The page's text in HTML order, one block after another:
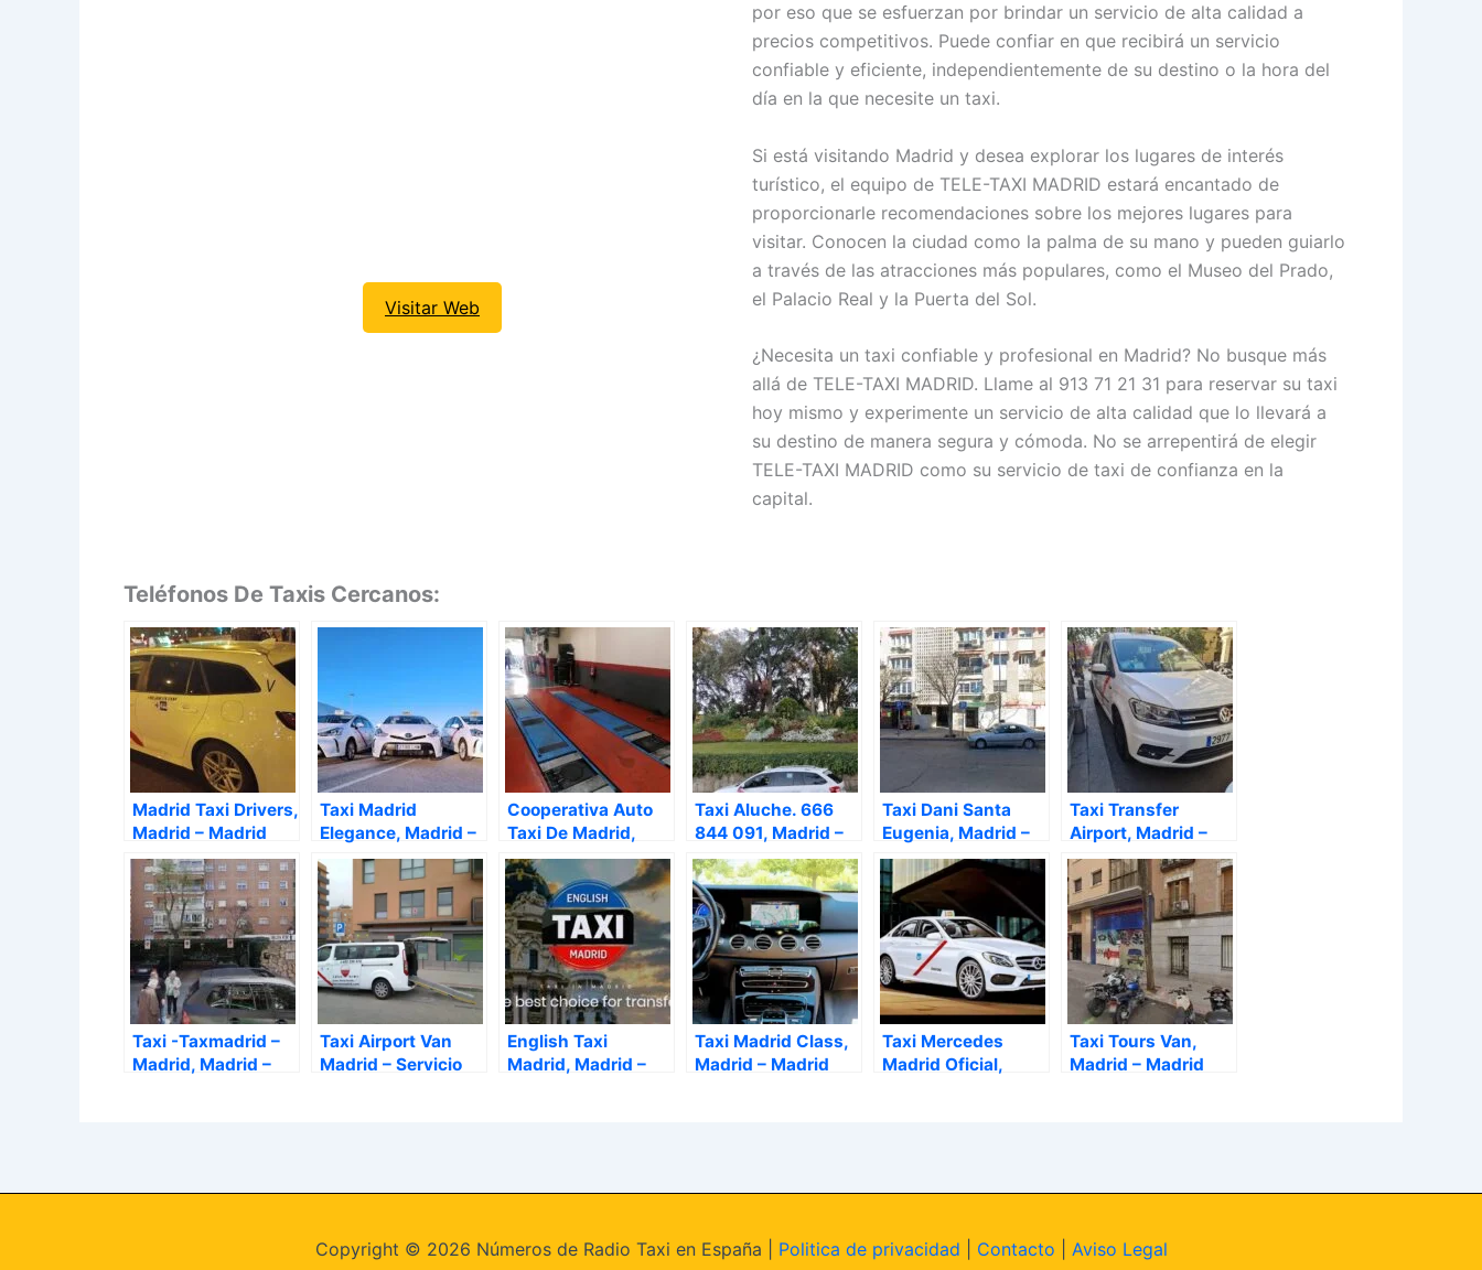
Visitar Web
por eso que se esfuerzan por brindar un servicio de alta calidad a
precios competitivos. Puede confiar en que recibirá un servicio
confiable y eficiente, independientemente de su destino o la hora del
día en la que necesite un taxi.
Si está visitando Madrid y desea explorar los lugares de interés
turístico, el equipo de TELE-TAXI MADRID estará encantado de
proporcionarle recomendaciones sobre los mejores lugares para
visitar. Conocen la ciudad como la palma de su mano y pueden guiarlo
a través de las atracciones más populares, como el Museo del Prado,
el Palacio Real y la Puerta del Sol.
¿Necesita un taxi confiable y profesional en Madrid? No busque más
allá de TELE-TAXI MADRID. Llame al 913 71 21 31 para reservar su taxi
hoy mismo y experimente un servicio de alta calidad que lo llevará a
su destino de manera segura y cómoda. No se arrepentirá de elegir
TELE-TAXI MADRID como su servicio de taxi de confianza en la
capital.
Teléfonos De Taxis Cercanos:
Madrid Taxi Drivers,
Madrid – Madrid
Taxi Madrid
Elegance, Madrid –
Madrid
Cooperativa Auto
Taxi De Madrid,
Madrid – Madrid
Taxi Aluche. 666
844 091, Madrid –
Madrid
Taxi Dani Santa
Eugenia, Madrid –
Madrid
Taxi Transfer
Airport, Madrid –
Madrid
Taxi -Taxmadrid –
Madrid, Madrid –
Taxi Airport Van
Madrid – Servicio
English Taxi
Madrid, Madrid –
Taxi Madrid Class,
Madrid – Madrid
Taxi Mercedes
Madrid Oficial,
Taxi Tours Van,
Madrid – Madrid
Copyright © 2026 Números de Radio Taxi en España | Politica de privacidad Contacto Aviso Legal